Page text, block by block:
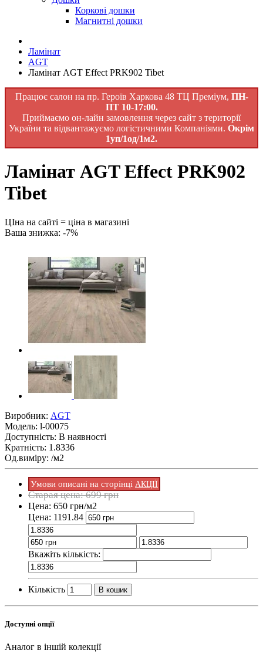
Коркові дошки
Магнитні дошки
Ламінат
AGT
Ламінат AGT Effect PRK902 Tibet
Працює салон на пр. Героїв Харкова 48 ТЦ Преміум, ПН-
ПТ 10-17:00.
Приймаємо он-лайн замовлення через сайт з території
України та відвантажуємо логістичними Компаніями. Окрім
1уп/1од/1м2.
Ламінат AGT Effect PRK902
Tibet
ЦІна на сайті = ціна в магазині
Ваша знижка: -7%
Виробник: AGT
Модель: l-00075
Доступність: В наявності
Кратність: 1.8336
Од.виміру: /м2
Умови описані на сторінці АКЦІЇ
Старая цена: 699 грн
Цена: 650 грн/м2
Цена: 1191.84
Вкажіть кількість:
Кількість В кошик
Доступні опції
Аналог в іншій колекції